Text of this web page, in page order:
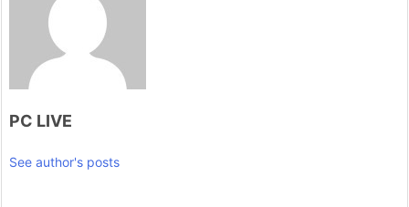
PC LIVE
See author's posts